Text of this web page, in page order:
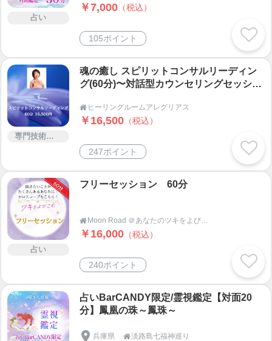
占い
￥7,000 （税込）
105ポイント
専門技術サービス
魂の癒し スピリットコンサルリーディン
グ(60分)〜対話型カウンセリングセッショ
 ヒーリングルームアレグリアス
￥16,500 （税込）
247ポイント
占い
フリーセッション 60分

￥16,000 （税込）
240ポイント
占いBarCANDY限定/霊視鑑定【対面20
分】鳳凰の珠～鳳珠～
兵庫県 淡路島七福神巡り